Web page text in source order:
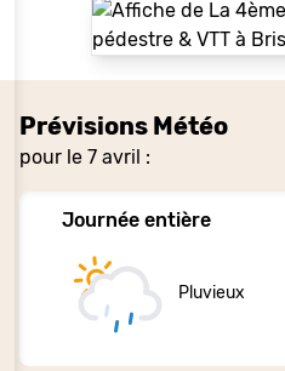
Prévisions Météo
pour le 7 avril :
Journée entière
Pluvieux